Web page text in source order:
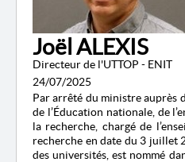
Joël ALEXIS
Directeur de l'UTTOP - ENIT
24/07/2025
Par arrêté du ministre auprès
de l’Éducation nationale, de
la recherche, chargé de
recherche en date du 3 juillet
des universités, est nommé